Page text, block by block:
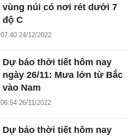
vùng núi có nơi rét dưới 7
độ C
07:40 24/12/2022
Dự báo thời tiết hôm nay
ngày 26/11: Mưa lớn từ Bắc
vào Nam
06:54 26/11/2022
Dự báo thời tiết hôm nay